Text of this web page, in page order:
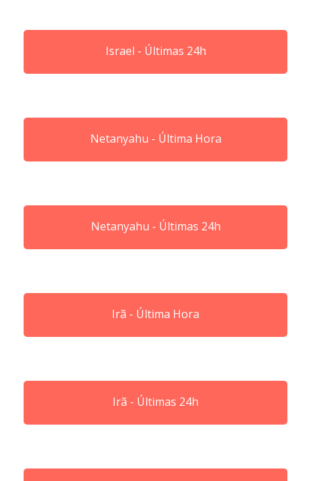
Israel - Últimas 24h
Netanyahu - Última Hora
Netanyahu - Últimas 24h
Irã - Última Hora
Irã - Últimas 24h